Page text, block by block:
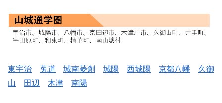
東宇治 莵道 城南菱創 城陽 西城陽 京都八幡
久御
山
田辺 木津 南陽